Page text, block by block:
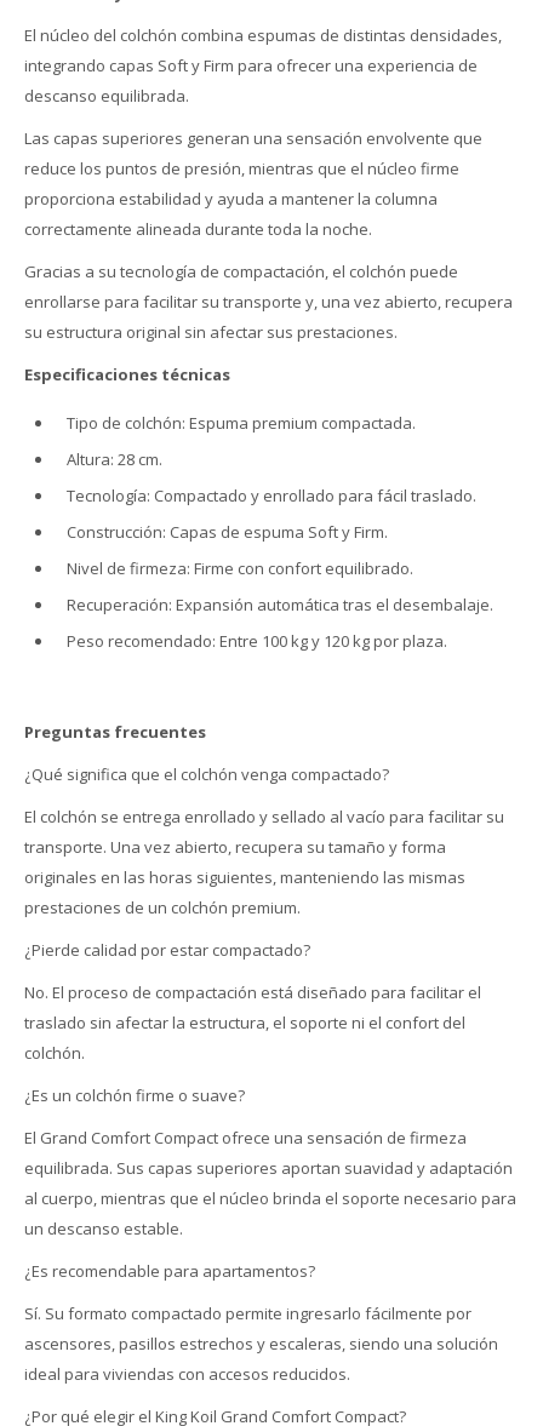
El núcleo del colchón combina espumas de distintas densidades,
integrando capas Soft y Firm para ofrecer una experiencia de
descanso equilibrada.
Las capas superiores generan una sensación envolvente que
reduce los puntos de presión, mientras que el núcleo firme
proporciona estabilidad y ayuda a mantener la columna
correctamente alineada durante toda la noche.
Gracias a su tecnología de compactación, el colchón puede
enrollarse para facilitar su transporte y, una vez abierto, recupera
su estructura original sin afectar sus prestaciones.
Especificaciones técnicas
Tipo de colchón: Espuma premium compactada.
Altura: 28 cm.
Tecnología: Compactado y enrollado para fácil traslado.
Construcción: Capas de espuma Soft y Firm.
Nivel de firmeza: Firme con confort equilibrado.
Recuperación: Expansión automática tras el desembalaje.
Peso recomendado: Entre 100 kg y 120 kg por plaza.
Preguntas frecuentes
¿Qué significa que el colchón venga compactado?
El colchón se entrega enrollado y sellado al vacío para facilitar su
transporte. Una vez abierto, recupera su tamaño y forma
originales en las horas siguientes, manteniendo las mismas
prestaciones de un colchón premium.
¿Pierde calidad por estar compactado?
No. El proceso de compactación está diseñado para facilitar el
traslado sin afectar la estructura, el soporte ni el confort del
colchón.
¿Es un colchón firme o suave?
El Grand Comfort Compact ofrece una sensación de firmeza
equilibrada. Sus capas superiores aportan suavidad y adaptación
al cuerpo, mientras que el núcleo brinda el soporte necesario para
un descanso estable.
¿Es recomendable para apartamentos?
Sí. Su formato compactado permite ingresarlo fácilmente por
ascensores, pasillos estrechos y escaleras, siendo una solución
ideal para viviendas con accesos reducidos.
¿Por qué elegir el King Koil Grand Comfort Compact?